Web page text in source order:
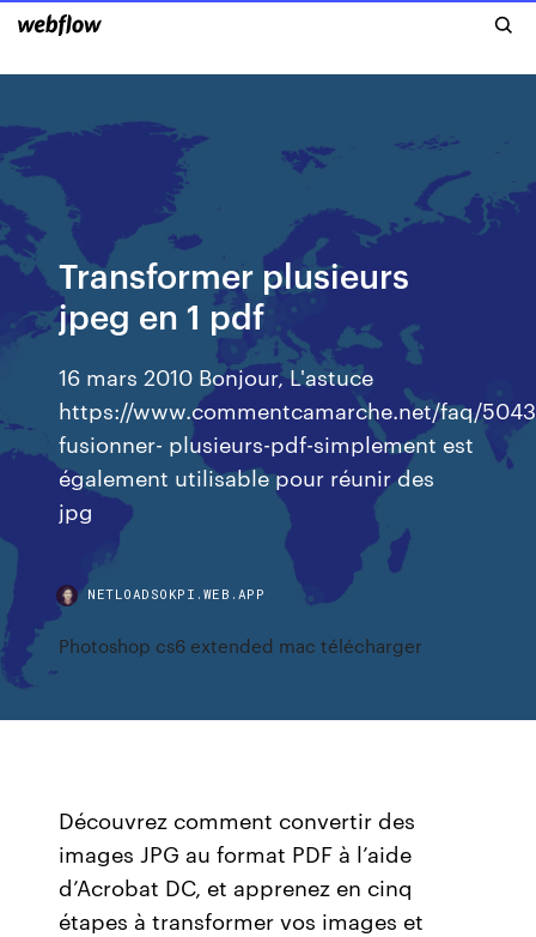
Transformer plusieurs
jpeg en 1 pdf
16 mars 2010 Bonjour, L'astuce
https://www.commentcamarche.net/faq/
fusionner- plusieurs-pdf-simplement est
également utilisable pour réunir des
jpg
NETLOADSOKPI.WEB.APP
Photoshop cs6 extended mac télécharger
Découvrez comment convertir des
images JPG au format PDF à l’aide
d’Acrobat DC, et apprenez en cinq
étapes à transformer vos images et